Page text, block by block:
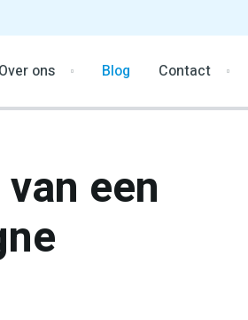
Over ons Blog Contact
een